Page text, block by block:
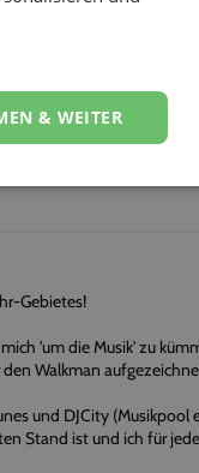
Gebietes!
'um die Musik' zu
Walkman
und DJCity (Musikpool
Stand ist und ich für
& WEITER